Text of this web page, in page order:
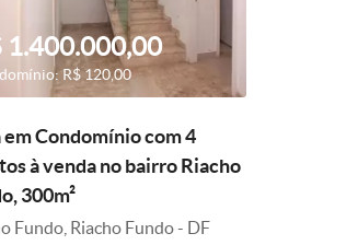
1.400.000,00
R$ 120,00
em Condomínio com 4
à venda no bairro Riacho
300m²
Fundo, Riacho Fundo - DF